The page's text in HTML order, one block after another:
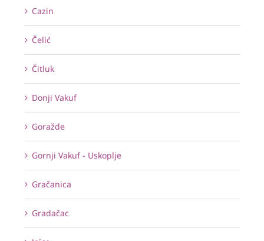
Cazin
Čelić
Čitluk
Donji Vakuf
Goražde
Gornji Vakuf - Uskoplje
Gračanica
Gradačac